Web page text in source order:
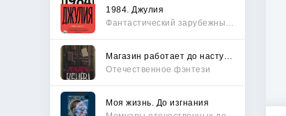
1984. Джулия
Отечественное фэнтези
Моя жизнь. До изгнания